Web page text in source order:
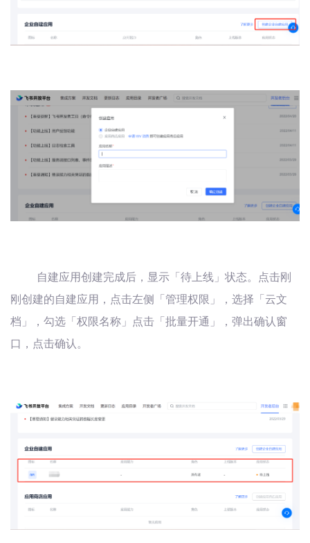
自建应用创建完成后，显示「待上线」状态。点击刚
刚创建的自建应用，点击左侧「管理权限」，选择「云文
档」，勾选「权限名称」点击「批量开通」，弹出确认窗
口，点击确认。